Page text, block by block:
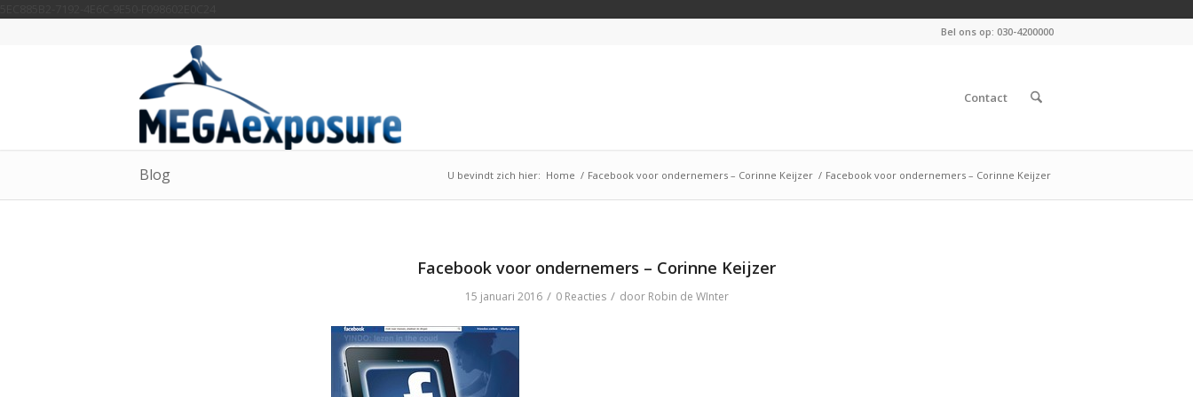
Bel ons op: 030-4200000
Contact
Blog U bevindt zich hier: Home / Facebook voor ondernemers – Corinne Keijzer / Facebook voor ondernemers – Corinne Keijzer
Facebook voor ondernemers – Corinne Keijzer
15 januari 2016 / 0 Reacties / door Robin de WInter